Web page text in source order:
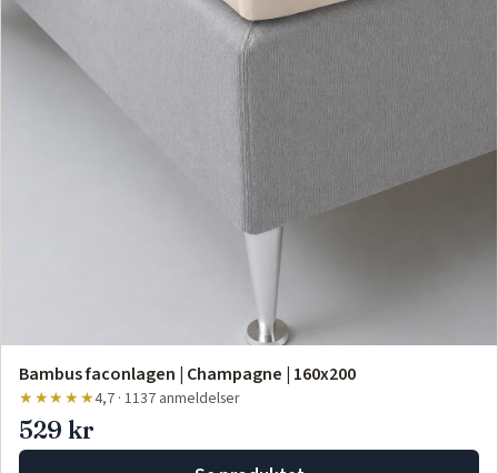
Bambus faconlagen | Champagne | 160x200
★★★★★4,7 · 1137 anmeldelser
529 kr